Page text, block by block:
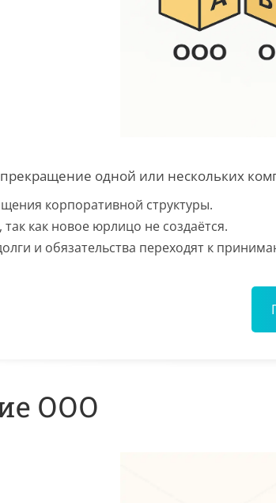
одной или нескольких
корпоративной структуры.
как новое юрлицо не создаётся.
и обязательства переходят к
ООО